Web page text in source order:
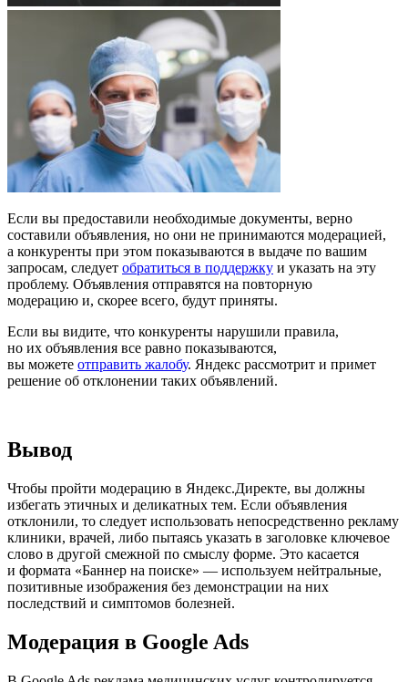
Если вы предоставили необходимые документы, верно
составили объявления, но они не принимаются модерацией,
а конкуренты при этом показываются в выдаче по вашим
запросам, следует обратиться в поддержку и указать на эту
проблему. Объявления отправятся на повторную
модерацию и, скорее всего, будут приняты.
Если вы видите, что конкуренты нарушили правила,
но их объявления все равно показываются,
вы можете отправить жалобу. Яндекс рассмотрит и примет
решение об отклонении таких объявлений.
Вывод
Чтобы пройти модерацию в Яндекс.Директе, вы должны
избегать этичных и деликатных тем. Если объявления
отклонили, то следует использовать непосредственно рекламу
клиники, врачей, либо пытаясь указать в заголовке ключевое
слово в другой смежной по смыслу форме. Это касается
и формата «Баннер на поиске» — используем нейтральные,
позитивные изображения без демонстрации на них
последствий и симптомов болезней.
Модерация в Google Ads